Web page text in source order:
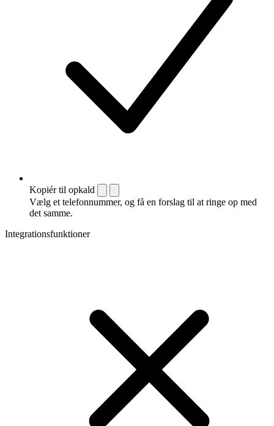
Kopiér til opkald
Vælg et telefonnummer, og få en forslag til at ringe op med
det samme.
Integrationsfunktioner